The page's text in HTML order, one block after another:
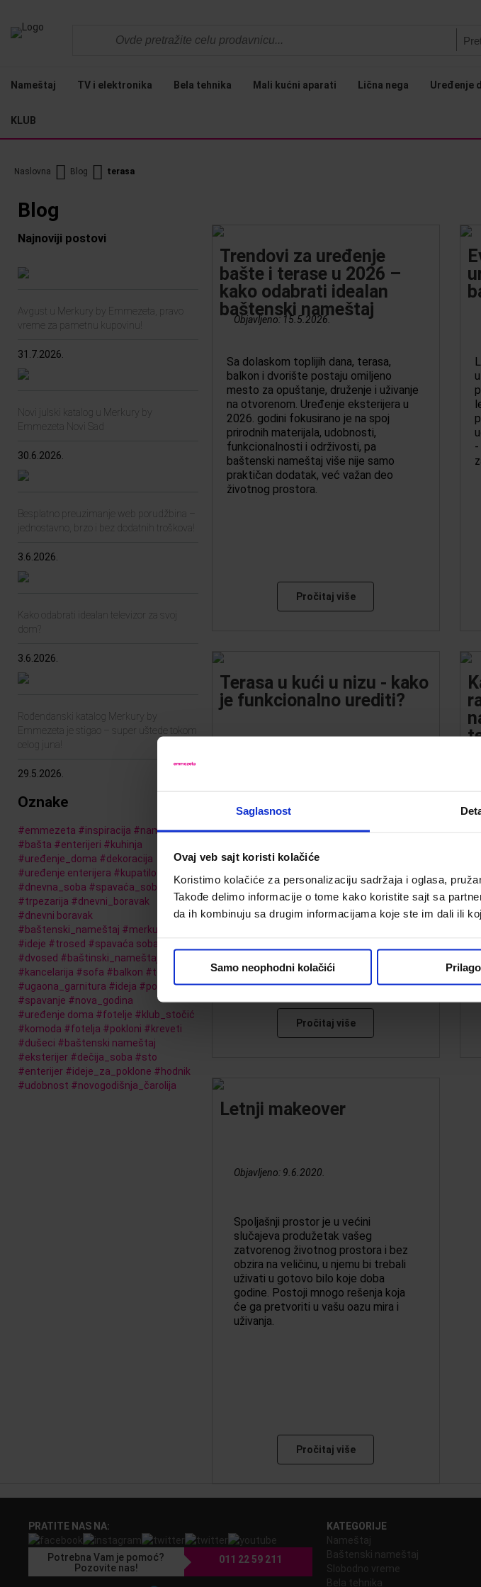
Saglasnost
Ovaj veb sajt koristi kolačiće
Koristimo kolačiće za personalizaciju sadržaja i oglasa,
Takođe delimo informacije o tome kako koristite sajt sa
da ih kombinuju sa drugim informacijama koje ste im dali ili
Samo neophodni kolačići
Nameštaj TV i elektronika Bela tehnika Mali kućni aparati Lična nega Uređenje
KLUB
Naslovna Blog terasa
Blog
Trendovi za uređenje
bašte i terase u 2026 –
kako odabrati idealan
baštenski nameštaj
Objavljeno: 15.5.2026.
Sa dolaskom toplijih dana, terasa,
balkon i dvorište postaju omiljeno
mesto za opuštanje, druženje i uživanje
na otvorenom. Uređenje eksterijera u
2026. godini fokusirano je na spoj
prirodnih materijala, udobnosti,
funkcionalnosti i održivosti, pa
baštenski nameštaj više nije samo
praktičan dodatak, već važan deo
životnog prostora.
Pročitaj više
Terasa u kući u nizu - kako
je funkcionalno urediti?
zemlje zlata vredan. Veoma su popularni
i rado ih biraju mladi bračni parovi koji
kuće i stana u zgradi. Upravo su stanovi
u kućama u nizu zlatna sredina, no
nemaju svoju veliku baštu.
Pročitaj više
Letnji makeover
Objavljeno: 9.6.2020.
Spoljašnji prostor je u većini
slučajeva produžetak vašeg
zatvorenog životnog prostora i bez
obzira na veličinu, u njemu bi trebali
uživati u gotovo bilo koje doba
godine. Postoji mnogo rešenja koja
će ga pretvoriti u vašu oazu mira i
uživanja.
Pročitaj više
Najnoviji postovi
Avgust u Merkury by Emmezeta, pravo
vreme za pametnu kupovinu!
31.7.2026.
Novi julski katalog u Merkury by
Emmezeta Novi Sad
30.6.2026.
Besplatno preuzimanje web porudžbina –
jednostavno, brzo i bez dodatnih troškova!
3.6.2026.
Kako odabrati idealan televizor za svoj
dom?
3.6.2026.
Rođendanski katalog Merkury by
Emmezeta je stigao – super uštede tokom
celog juna!
29.5.2026.
Oznake
#emmezeta #inspiracija #nameštaj
#bašta #enterijeri #kuhinja
#uređenje_doma #dekoracija
#uređenje enterijera #kupatilo
#dnevna_soba #spavaća_soba
blog
#trpezarija #dnevni_boravak
#dnevni boravak
#baštenski_nameštaj #merkury
#ideje #trosed #spavaća soba
#dvosed #baštinski_nameštaj
#kancelarija #sofa #balkon #terasa
#ugaona_garnitura #ideja #polica
#spavanje #nova_godina
#uređenje doma #fotelje #klub_stočić
#komoda #fotelja #pokloni #kreveti
#dušeci #baštenski nameštaj
#eksterijer #dečija_soba #sto
#enterijer #ideje_za_poklone #hodnik
#udobnost #novogodišnja_čarolija
PRATITE NAS NA:
Potrebna Vam je pomoć?
Pozovite nas!
011 22 59 211
KATEGORIJE
Nameštaj
Baštenski nameštaj
Slobodno vreme
Bela tehnika